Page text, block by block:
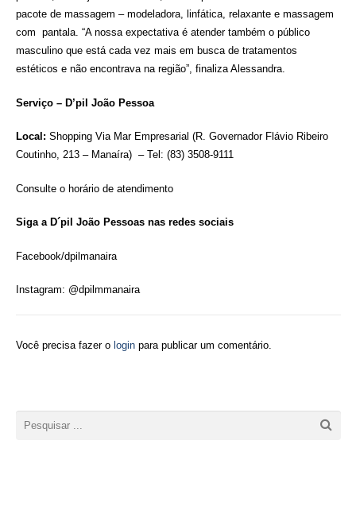
pacote de massagem – modeladora, linfática, relaxante e massagem
com pantala. “A nossa expectativa é atender também o público
masculino que está cada vez mais em busca de tratamentos
estéticos e não encontrava na região”, finaliza Alessandra.
Serviço – D’pil João Pessoa
Local: Shopping Via Mar Empresarial (R. Governador Flávio Ribeiro
Coutinho, 213 – Manaíra) – Tel: (83) 3508-9111
Consulte o horário de atendimento
Siga a D´pil João Pessoas nas redes sociais
Facebook/dpilmanaira
Instagram: @dpilmmanaira
Você precisa fazer o loginpara publicar um comentário.